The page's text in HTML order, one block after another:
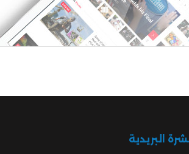
البريدية